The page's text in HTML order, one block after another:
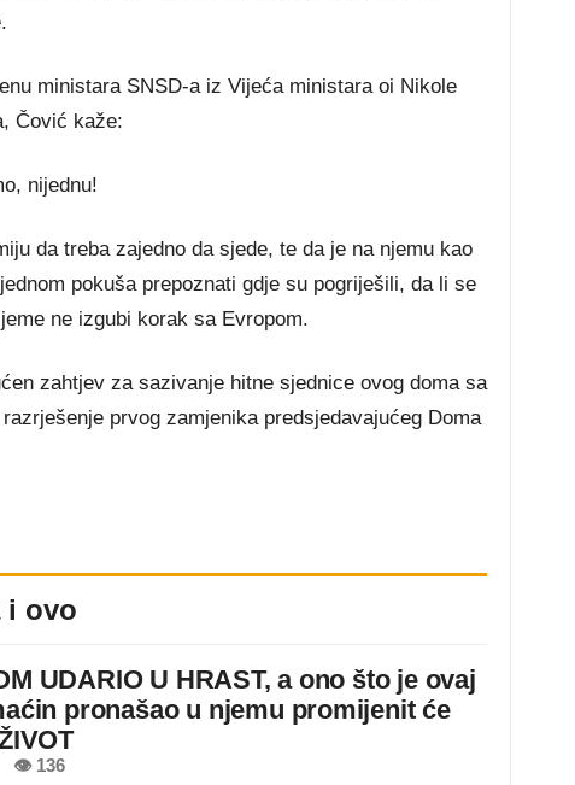
ministara SNSD-a iz Vijeća ministara oi Nikole
Čović kaže:
nijednu!
da treba zajedno da sjede, te da je na njemu kao
pokuša prepoznati gdje su pogriješili, da li se
ne izgubi korak sa Evropom.
zahtjev za sazivanje hitne sjednice ovog doma sa
prvog zamjenika predsjedavajućeg Doma
i ovo
UDARIO U HRAST, a ono što je ovaj
pronašao u njemu promijenit će
👁 136